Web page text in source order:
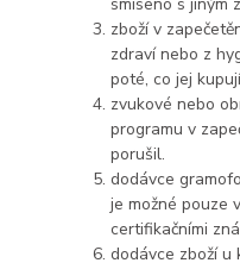
zboží v
zdraví nebo z
poté, co jej
zvukové nebo
programu v
porušil.
dodávce
je možné pouze
certifikačními
dodávce zboží u